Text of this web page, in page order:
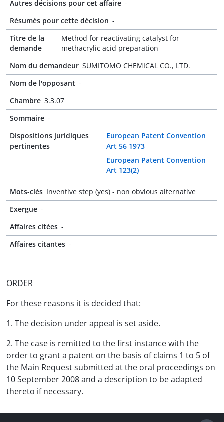
Autres décisions pour cet affaire -
Résumés pour cette décision -
Titre de la
demande
Method for reactivating catalyst for
methacrylic acid preparation
Nom du demandeur SUMITOMO CHEMICAL CO., LTD.
Nom de l'opposant -
Chambre 3.3.07
Sommaire -
Dispositions juridiques
pertinentes
European Patent Convention
Art 56 1973
European Patent Convention
Art 123(2)
Mots-clés Inventive step (yes) - non obvious alternative
Exergue -
Affaires citées -
Affaires citantes -
ORDER
For these reasons it is decided that:
1. The decision under appeal is set aside.
2. The case is remitted to the first instance with the
order to grant a patent on the basis of claims 1 to 5 of
the Main Request submitted at the oral proceedings on
10 September 2008 and a description to be adapted
thereto if necessary.